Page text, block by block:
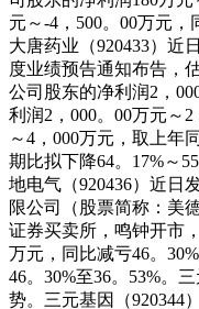
元～-4，500。00万元
大唐药业（920433）近
度业绩预告通知布告，
公司股东的净利润2，
利润2，000。00万元～
～4，000万元，取上年
期比拟下降64。17%～
地电气（920436）近日
限公司（股票简称：美
证券买卖所，鸣钟开市
万元，同比减亏46。
46。30%至36。53%。
势。三元基因（920344